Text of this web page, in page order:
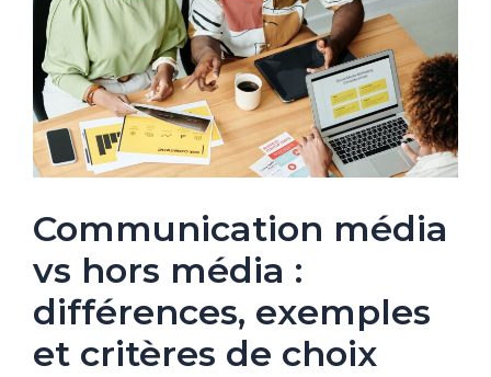
Communication média
vs hors média :
différences, exemples
et critères de choix